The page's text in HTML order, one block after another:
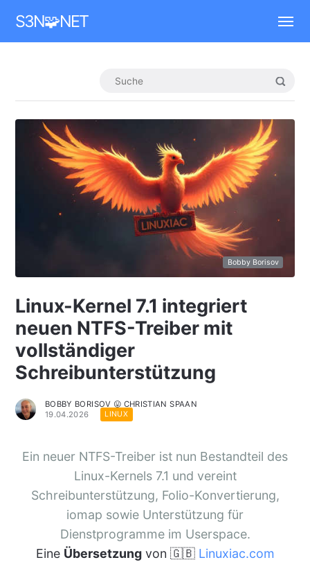
S3N🧩NET
Bobby Borisov
Linux-Kernel 7.1 integriert
neuen NTFS-Treiber mit
vollständiger
Schreibunterstützung
BOBBY BORISOV 😛 CHRISTIAN SPAAN
19.04.2026
LINUX
Ein neuer NTFS-Treiber ist nun Bestandteil des
Linux-Kernels 7.1 und vereint
Schreibunterstützung, Folio-Konvertierung,
iomap sowie Unterstützung für
Dienstprogramme im Userspace.
Eine Übersetzungvon 🇬🇧 Linuxiac.com